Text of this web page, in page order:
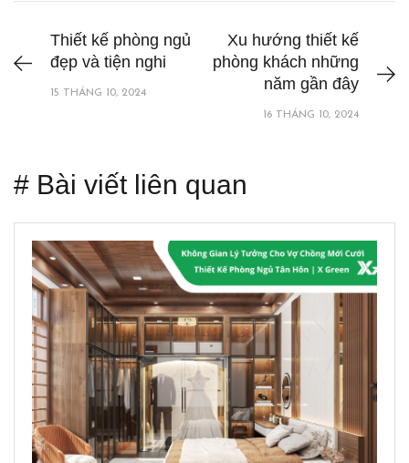
Thiết kế phòng ngủ
đẹp và tiện nghi
15 THÁNG 10, 2024
Xu hướng thiết kế
phòng khách những
năm gần đây
16 THÁNG 10, 2024
# Bài viết liên quan